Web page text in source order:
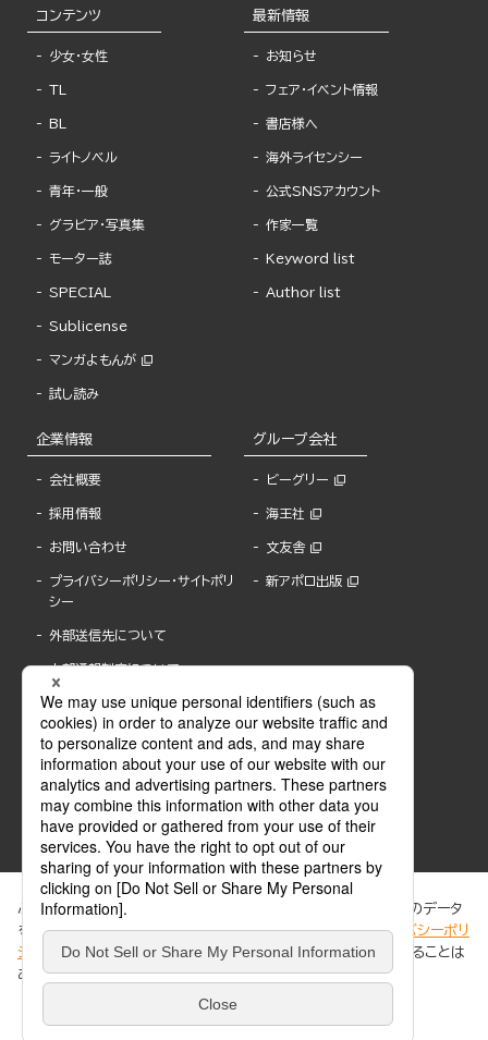
コンテンツ
少女・女性
TL
BL
ライトノベル
青年・一般
グラビア・写真集
モーター誌
SPECIAL
Sublicense
マンガよもんが
試し読み
最新情報
お知らせ
フェア・イベント情報
書店様へ
海外ライセンシー
公式SNSアカウント
作家一覧
Keyword list
Author list
企業情報
会社概要
採用情報
お問い合わせ
プライバシーポリシー・サイトポリ
シー
外部送信先について
内部通報制度について
グループ会社
ビーグリー
海王社
文友舎
新アポロ出版
ABJマークは、この電子書店・電子書籍配信サービスが、著作権者からコンテンツ使用許諾を
得た正規版配信サービスであることを示す登録商標(登録番号 第6091713号)です。
ABJマークの詳細、ABJマークを掲示しているサービスの一覧はこちら。
ぶんか社が運営するサイトでは、利便性向上のためにCookie等のデータ
を使用しています。 当社のCookieについての詳細は、「プライバシーポリ
シー
」をご覧ください。当サイトでは、訪問者の個人情報を追跡することは
ありません。